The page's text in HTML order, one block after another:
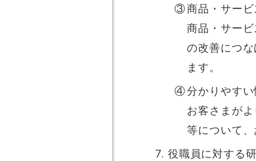
商品・サー
商品・サー
の改善につ
ます。
分かりやす
お客さまが
等について
役職員に対する